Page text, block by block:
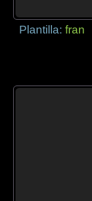
Plantilla:fran